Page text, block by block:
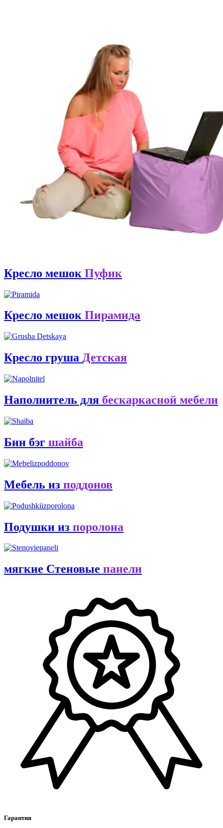
Кресло мешок Пуфик
Кресло мешок Пирамида
Кресло груша Детская
Наполнитель для бескаркасной мебели
Бин бэг шайба
Мебель из поддонов
Подушки из поролона
мягкие Стеновые панели
Гарантия